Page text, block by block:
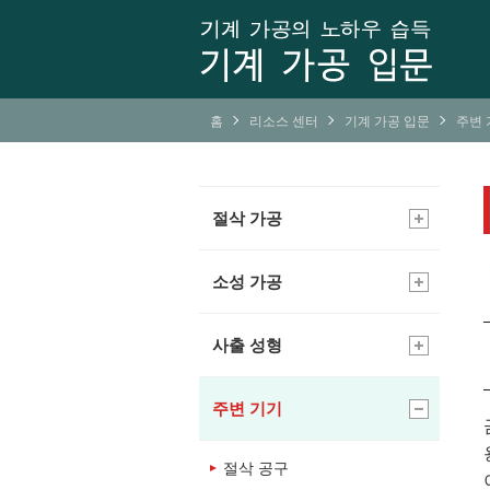
홈 리소스 센터 기계 가공 입문 주변
절삭 가공
소성 가공
사출 성형
주변 기기
절삭 공구